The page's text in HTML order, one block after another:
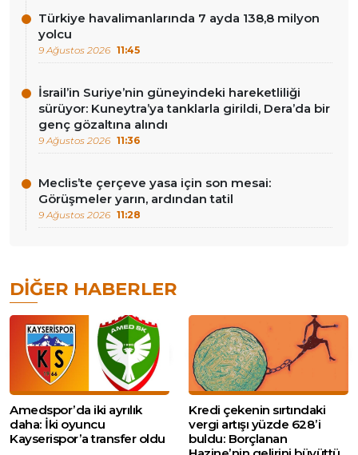
Türkiye havalimanlarında 7 ayda 138,8 milyon
yolcu
9 Ağustos 2026 11:45
İsrail’in Suriye’nin güneyindeki hareketliliği
sürüyor: Kuneytra’ya tanklarla girildi, Dera’da bir
genç gözaltına alındı
9 Ağustos 2026 11:36
Meclis’te çerçeve yasa için son mesai:
Görüşmeler yarın, ardından tatil
9 Ağustos 2026 11:28
DIĞER HABERLER
Amedspor’da iki ayrılık
daha: İki oyuncu
Kayserispor’a transfer oldu
Kredi çekenin sırtındaki
vergi artışı yüzde 628’i
buldu: Borçlanan